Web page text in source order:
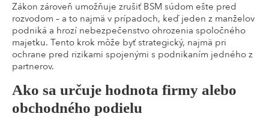
Zákon zároveň umožňuje zrušiť BSM súdom ešte pred
rozvodom – a to najmä v prípadoch, keď jeden z manželov
podniká a hrozí nebezpečenstvo ohrozenia spoločného
majetku. Tento krok môže byť strategický, najmä pri
ochrane pred rizikami spojenými s podnikaním jedného z
partnerov.
Ako sa určuje hodnota firmy alebo
obchodného podielu